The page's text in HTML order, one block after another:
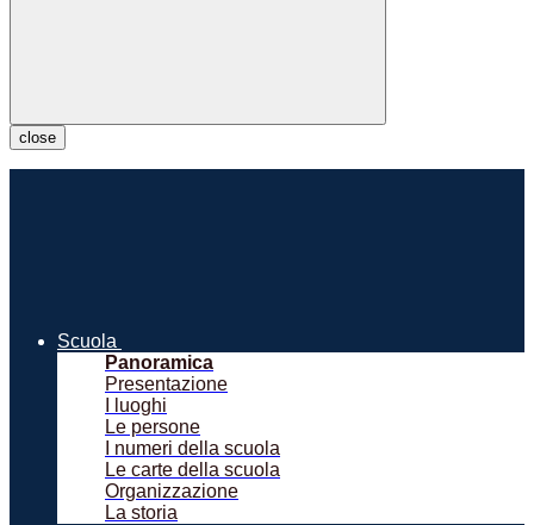
close
Scuola
Panoramica
Presentazione
I luoghi
Le persone
I numeri della scuola
Le carte della scuola
Organizzazione
La storia